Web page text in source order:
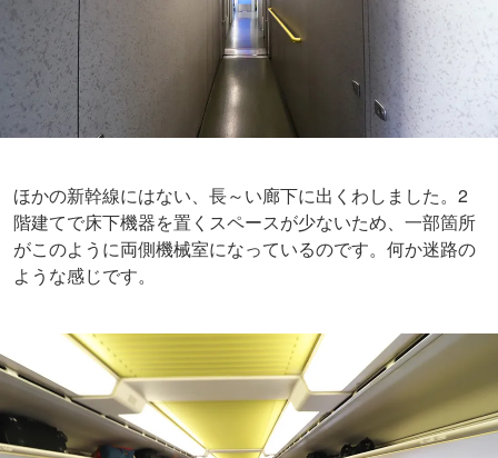
ほかの新幹線にはない、長～い廊下に出くわしました。2
階建てで床下機器を置くスペースが少ないため、一部箇所
がこのように両側機械室になっているのです。何か迷路の
ような感じです。